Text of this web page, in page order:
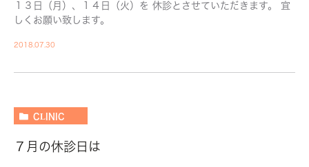
１３日（月）、１４日（火）を 休診とさせていただきます。 宜
しくお願い致します。
2018.07.30
CLINIC
７月の休診日は